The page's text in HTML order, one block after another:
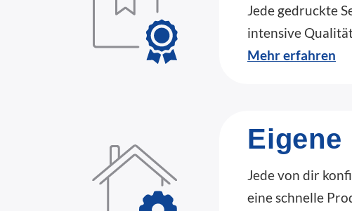
Jede gedruckte
intensive
Mehr erfahren
Jede von dir
eine schnelle